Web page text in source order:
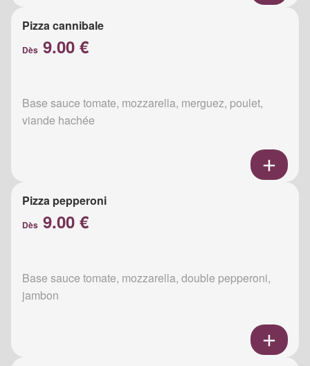
Pizza cannibale
Dès 9.00 €
Base sauce tomate, mozzarella, merguez, poulet,
viande hachée
Pizza pepperoni
Dès 9.00 €
Base sauce tomate, mozzarella, double pepperoni,
jambon